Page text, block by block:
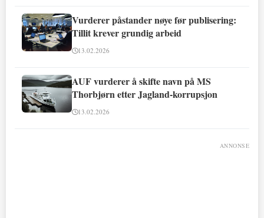
Vurderer påstander nøye før publisering:
Tillit krever grundig arbeid
13.02.2026
AUF vurderer å skifte navn på MS
Thorbjørn etter Jagland-korrupsjon
13.02.2026
ANNONSE